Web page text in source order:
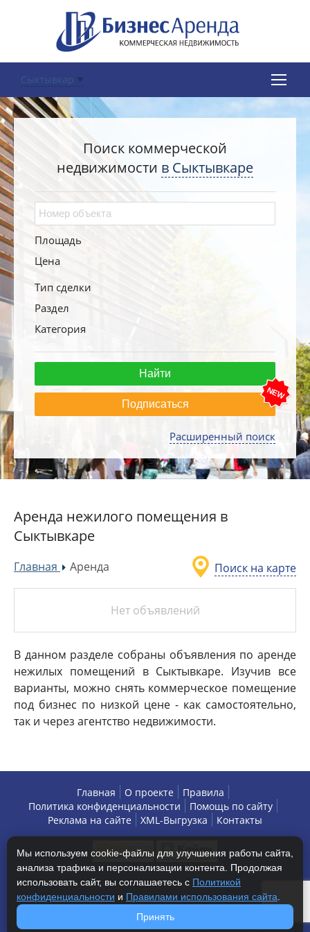
Сыктывкар
Поиск коммерческой
недвижимости в Сыктывкаре
Площадь
Цена
Тип сделки
Раздел
Категория
Подписаться
Расширенный поиск
Аренда нежилого помещения в
Сыктывкаре
Поиск на карте
Главная »
Аренда
Нет объявлений
В данном разделе собраны объявления по аренде
нежилых помещений в Сыктывкаре. Изучив все
варианты, можно снять коммерческое помещение
под бизнес по низкой цене - как самостоятельно,
так и через агентство недвижимости.
Главная О проекте
Правила
Политика конфиденциальности
Помощь по сайту
Реклама на сайте
XML-Выгрузка Контакты
Copyright © 2013-2026 БизнесАренда - коммерческая
недвижимость, г. Сыктывкар. Все права защищены.
Мы используем cookie-файлы для улучшения работы сайта,
анализа трафика и персонализации контента. Продолжая
использовать сайт, вы соглашаетесь с Политикой
конфиденциальности и Правилами использования сайта
Принять